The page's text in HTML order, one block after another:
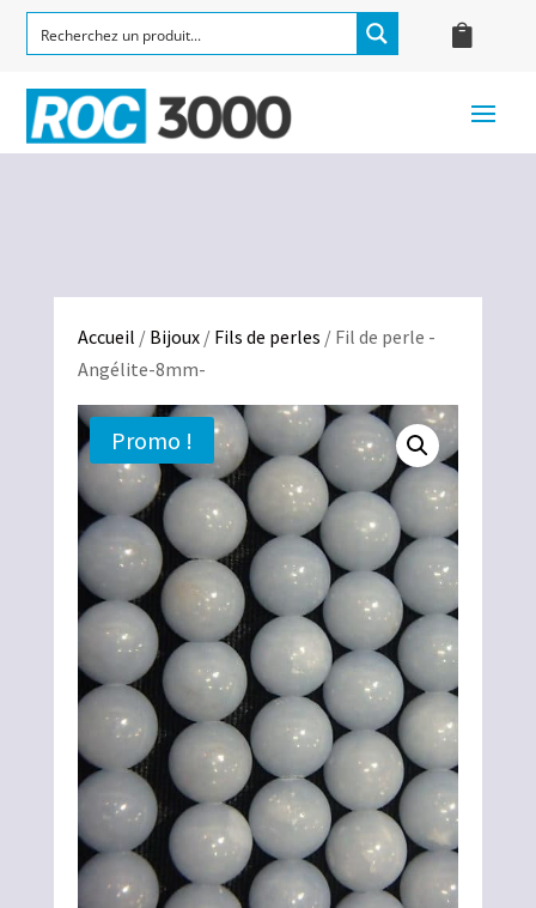
Accueil / Bijoux/ Fils de perles / Fil de perle -
Angélite-8mm-
Promo !